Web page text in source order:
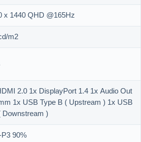
x 1440 QHD @165Hz
m2
2.0 1x DisplayPort 1.4 1x Audio Out
1x USB Type B ( Upstream ) 1x USB
Downstream )
90%